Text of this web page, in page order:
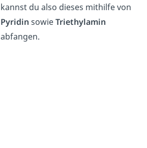
kannst du also dieses mithilfe von
Pyridin sowieTriethylamin
abfangen.